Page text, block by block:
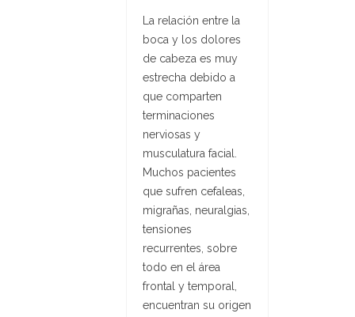
La relación entre la
boca y los dolores
de cabeza es muy
estrecha debido a
que comparten
terminaciones
nerviosas y
musculatura facial.
Muchos pacientes
que sufren cefaleas,
migrañas, neuralgias,
tensiones
recurrentes, sobre
todo en el área
frontal y temporal,
encuentran su origen